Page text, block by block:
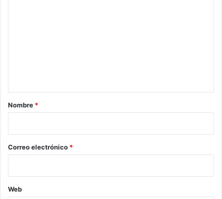
r
*
Nombre *
Correo electrónico *
Web